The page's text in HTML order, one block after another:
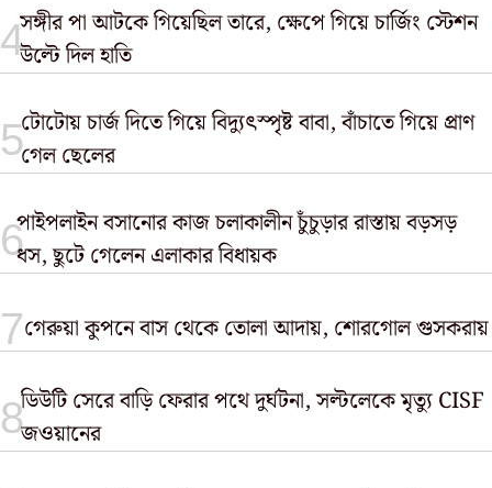
সঙ্গীর পা আটকে গিয়েছিল তারে, ক্ষেপে গিয়ে চার্জিং স্টেশন
উল্টে দিল হাতি
টোটোয় চার্জ দিতে গিয়ে বিদ্যুৎস্পৃষ্ট বাবা, বাঁচাতে গিয়ে প্রাণ
গেল ছেলের
পাইপলাইন বসানোর কাজ চলাকালীন চুঁচুড়ার রাস্তায় বড়সড়
ধস, ছুটে গেলেন এলাকার বিধায়ক
গেরুয়া কুপনে বাস থেকে তোলা আদায়, শোরগোল গুসকরায়
ডিউটি সেরে বাড়ি ফেরার পথে দুর্ঘটনা, সল্টলেকে মৃত্যু CISF
জওয়ানের